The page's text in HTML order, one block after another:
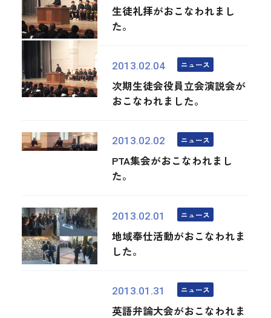
生徒礼拝がおこなわれまし
た。
2013.02.04 ニュース
次期生徒会役員立会演説会が
おこなわれました。
2013.02.02 ニュース
PTA集会がおこなわれまし
た。
2013.02.01 ニュース
地域奉仕活動がおこなわれま
した。
2013.01.31 ニュース
英語弁論大会がおこなわれま